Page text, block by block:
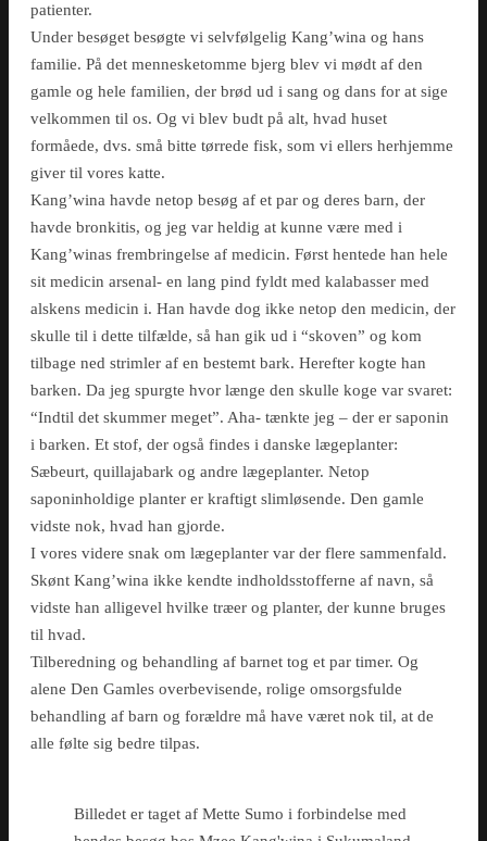
patienter.
Under besøget besøgte vi selvfølgelig Kang’wina og hans
familie. På det mennesketomme bjerg blev vi mødt af den
gamle og hele familien, der brød ud i sang og dans for at sige
velkommen til os. Og vi blev budt på alt, hvad huset
formåede, dvs. små bitte tørrede fisk, som vi ellers herhjemme
giver til vores katte.
Kang’wina havde netop besøg af et par og deres barn, der
havde bronkitis, og jeg var heldig at kunne være med i
Kang’winas frembringelse af medicin. Først hentede han hele
sit medicin arsenal- en lang pind fyldt med kalabasser med
alskens medicin i. Han havde dog ikke netop den medicin, der
skulle til i dette tilfælde, så han gik ud i “skoven” og kom
tilbage ned strimler af en bestemt bark. Herefter kogte han
barken. Da jeg spurgte hvor længe den skulle koge var svaret:
“Indtil det skummer meget”. Aha- tænkte jeg – der er saponin
i barken. Et stof, der også findes i danske lægeplanter:
Sæbeurt, quillajabark og andre lægeplanter. Netop
saponinholdige planter er kraftigt slimløsende. Den gamle
vidste nok, hvad han gjorde.
I vores videre snak om lægeplanter var der flere sammenfald.
Skønt Kang’wina ikke kendte indholdsstofferne af navn, så
vidste han alligevel hvilke træer og planter, der kunne bruges
til hvad.
Tilberedning og behandling af barnet tog et par timer. Og
alene Den Gamles overbevisende, rolige omsorgsfulde
behandling af barn og forældre må have været nok til, at de
alle følte sig bedre tilpas.
Billedet er taget af Mette Sumo i forbindelse med